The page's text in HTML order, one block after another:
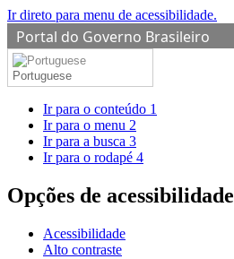
Ir direto para menu de acessibilidade.
Portal do Governo Brasileiro
Portuguese
Ir para o conteúdo 1
Ir para o menu 2
Ir para a busca 3
Ir para o rodapé 4
Opções de acessibilidade
Acessibilidade
Alto contraste